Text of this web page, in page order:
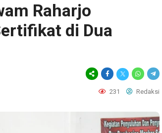
Raharjo
di Dua
231 Redaksi